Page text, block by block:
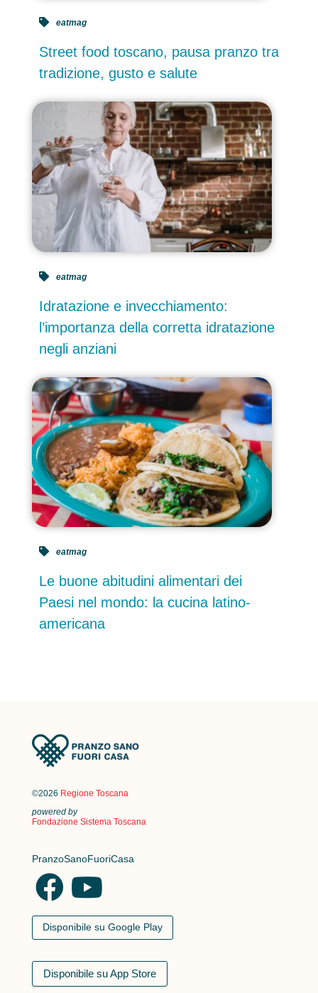
Street food toscano, pausa pranzo tra
tradizione, gusto e salute
eatmag
Idratazione e invecchiamento:
l’importanza della corretta idratazione
negli anziani
eatmag
Le buone abitudini alimentari dei
Paesi nel mondo: la cucina latino-
americana
eatmag
©2026 Regione Toscana
powered by
Fondazione Sistema Toscana
PranzoSanoFuoriCasa
Disponibile su Google Play
Disponibile su App Store